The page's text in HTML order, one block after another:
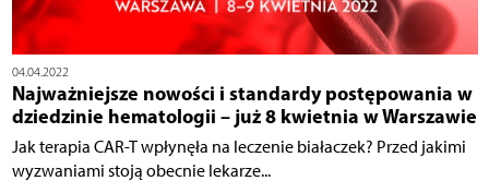
04.04.2022
Najważniejsze nowości i standardy postępowania w
dziedzinie hematologii – już 8 kwietnia w Warszawie
Jak terapia CAR-T wpłynęła na leczenie białaczek? Przed jakimi
wyzwaniami stoją obecnie lekarze...